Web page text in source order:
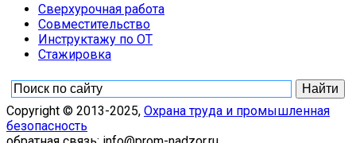
Сверхурочная работа
Совместительство
Инструктажу по ОТ
Стажировка
Copyright © 2013-2025, Охрана труда и промышленная
безопасность